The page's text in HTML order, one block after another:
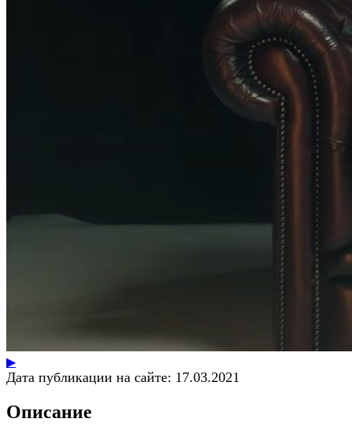
▶
Дата публикации на сайте: 17.03.2021
Описание